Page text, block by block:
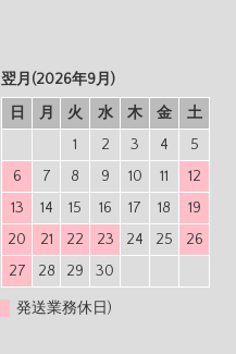
翌月(2026年9月)
日
月 火 水 木 金
土
1
2 3 4
5
6
7 8 9 10 11
12
13
14 15 16 17 18
19
20
21 22 23 24 25
26
27
28 29 30
発送業務休日)